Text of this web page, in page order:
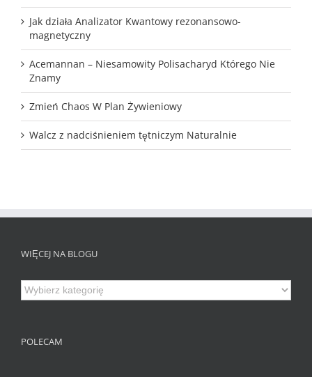
Jak działa Analizator Kwantowy rezonansowo-
magnetyczny
Acemannan – Niesamowity Polisacharyd Którego Nie
Znamy
Zmień Chaos W Plan Żywieniowy
Walcz z nadciśnieniem tętniczym Naturalnie
WIĘCEJ NA BLOGU
Więcej
na
POLECAM